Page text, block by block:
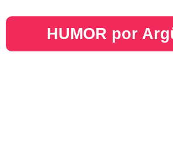
HUMOR por